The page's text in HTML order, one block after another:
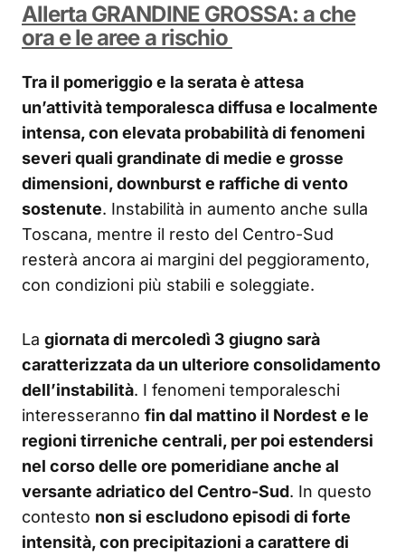
Allerta GRANDINE GROSSA: a che
ora e le aree a rischio
Tra il pomeriggio e la serata è attesa
un’attività temporalesca diffusa e localmente
intensa, con elevata probabilità di fenomeni
severi quali grandinate di medie e grosse
dimensioni, downburst e raffiche di vento
sostenute. Instabilità in aumento anche sulla
Toscana, mentre il resto del Centro-Sud
resterà ancora ai margini del peggioramento,
con condizioni più stabili e soleggiate.
La giornata di mercoledì 3 giugno sarà
caratterizzata da un ulteriore consolidamento
dell’instabilità. I fenomeni temporaleschi
interesseranno fin dal mattino il Nordest e le
regioni tirreniche centrali, per poi estendersi
nel corso delle ore pomeridiane anche al
versante adriatico del Centro-Sud. In questo
contesto non si escludono episodi di forte
intensità, con precipitazioni a carattere di